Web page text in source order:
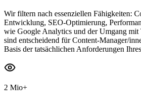
Wir filtern nach essenziellen Fähigkeiten:
Entwicklung, SEO-Optimierung,
wie Google Analytics und der Umgang mit
sind entscheidend für Content-Manager/
Basis der tatsächlichen Anforderungen
2 Mio+